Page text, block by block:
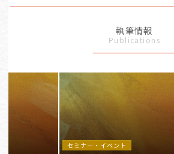
執筆情報
Publications
セミナー・イベント